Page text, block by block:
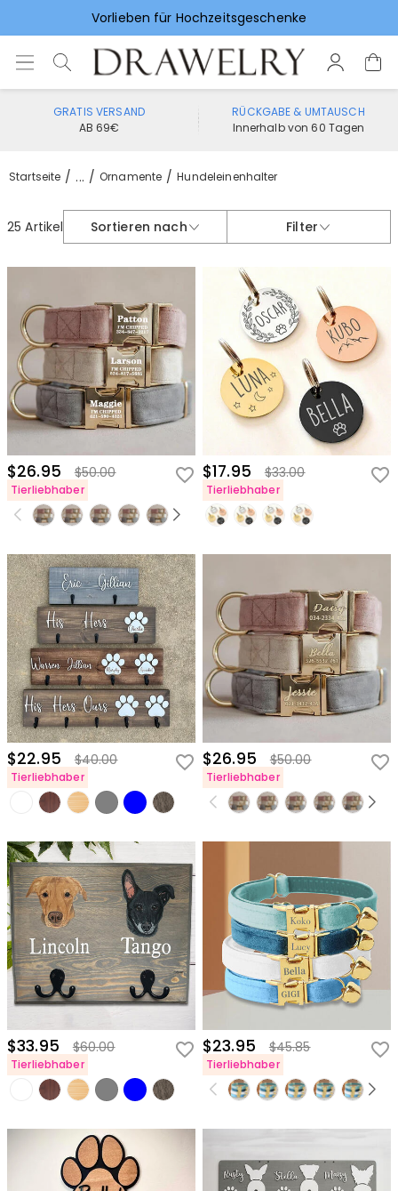
Vorlieben für Hochzeitsgeschenke
GRATIS VERSAND
AB 69€
RÜCKGABE & UMTAUSCH
Innerhalb von 60 Tagen
Startseite ... Ornamente Hundeleinenhalter
25 Artikel Sortieren nach Filter
$26.95 $50.00
Tierliebhaber
$17.95 $33.00
Tierliebhaber
$22.95 $40.00
Tierliebhaber
$26.95 $50.00
Tierliebhaber
$33.95 $60.00
Tierliebhaber
$23.95 $45.85
Tierliebhaber